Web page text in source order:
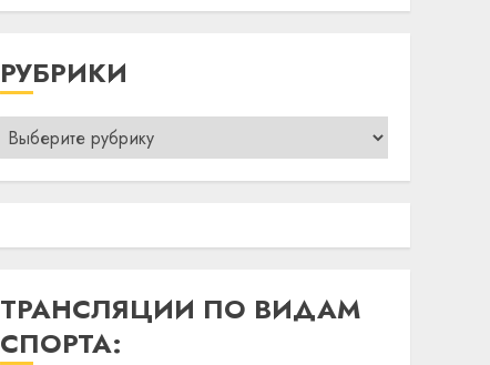
РУБРИКИ
Рубрики
ТРАНСЛЯЦИИ ПО ВИДАМ
СПОРТА: